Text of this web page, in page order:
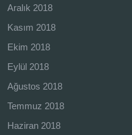
Aralık 2018
Kasım 2018
Ekim 2018
Eylül 2018
Ağustos 2018
Temmuz 2018
Haziran 2018